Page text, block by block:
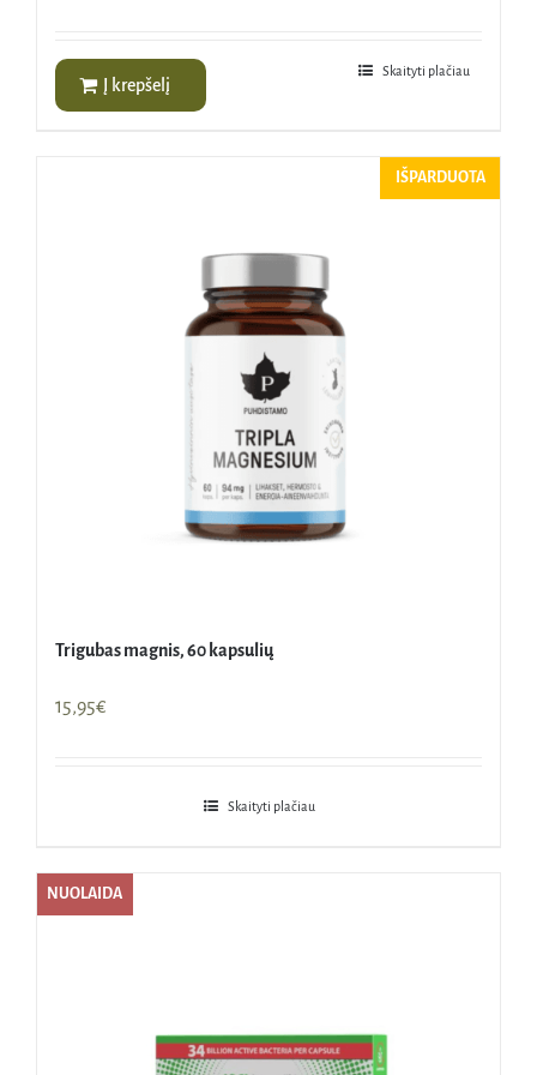
Į krepšelį
Skaityti plačiau
IŠPARDUOTA
Trigubas magnis, 60 kapsulių
15,95€
Skaityti plačiau
NUOLAIDA